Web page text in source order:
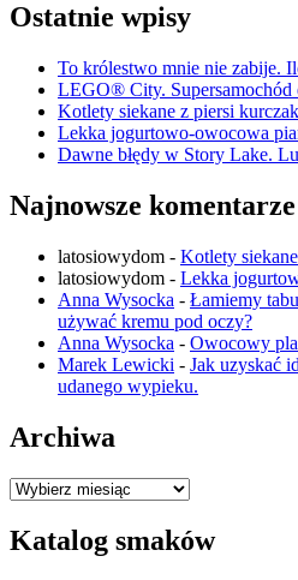
Ostatnie wpisy
To królestwo mnie nie zabije.
LEGO® City. Supersamochód
Kotlety siekane z piersi
Lekka jogurtowo-owocowa
Dawne błędy w Story Lake.
Najnowsze komentarze
latosiowydom - Kotlety
latosiowydom - Lekka
Anna Wysocka - Łamiemy
używać kremu pod oczy?
Anna Wysocka - Owocowy
Marek Lewicki - Jak uzyskać
udanego wypieku.
Archiwa
Archiwa
Katalog smaków